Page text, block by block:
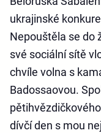
ukrajinské
Nepouštěla se do
své sociální sítě
chvíle volna s
Badossaovou.
dívčí den s mou